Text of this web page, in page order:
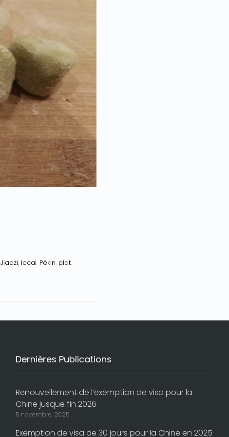
Jiaozi, local, Pékin, plat,
Dernières Publications
Renouvellement de l’exemption de visa pour la
Chine jusque fin 2026
5 novembre, 2025
Exemption de visa de 30 jours pour la Chine en 2025